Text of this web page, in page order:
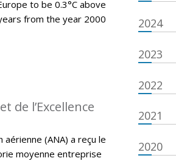
to be 0.3°C above
from the year 2000
de l’Excellence
(ANA) a reçu le
moyenne entreprise
2024
2023
2022
2021
2020